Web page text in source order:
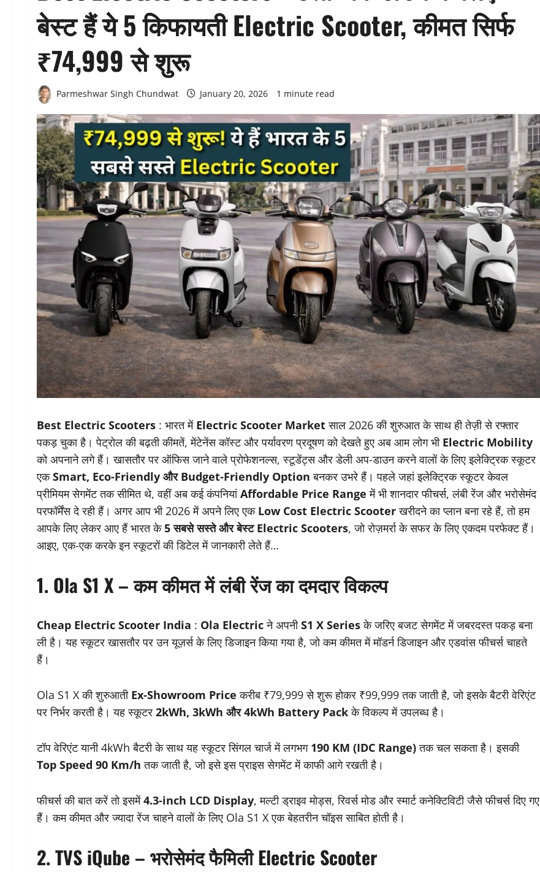
बेस्ट हैं ये 5 किफायती Electric Scooter, कीमत सिर्फ
₹74,999 से शुरू
Parmeshwar Singh Chundwat January 20, 2026 1 minute read
Best Electric Scooters : भारत में Electric Scooter Marketसाल 2026 की शुरुआत के साथ ही तेज़ी से रफ्तार
पकड़ चुका है। पेट्रोल की बढ़ती कीमतें, मेंटेनेंस कॉस्ट और पर्यावरण प्रदूषण को देखते हुए अब आम लोग भी Electric Mobility
को अपनाने लगे हैं। खासतौर पर ऑफिस जाने वाले प्रोफेशनल्स, स्टूडेंट्स और डेली अप-डाउन करने वालों के लिए इलेक्ट्रिक स्कूटर
एकSmart, Eco-Friendly और Budget-Friendly Option बनकर उभरे हैं। पहले जहां इलेक्ट्रिक स्कूटर केवल
प्रीमियम सेगमेंट तक सीमित थे, वहीं अब कई कंपनियांAffordable Price Range में भी शानदार फीचर्स, लंबी रेंज और भरोसेमंद
परफॉर्मेंस दे रही हैं। अगर आप भी 2026 में अपने लिए एक Low Cost Electric Scooterखरीदने का प्लान बना रहे हैं, तो हम
आपके लिए लेकर आए हैं भारत के5 सबसे सस्ते और बेस्ट Electric Scooters, जो रोज़मर्रा के सफर के लिए एकदम परफेक्ट हैं।
आइए, एक-एक करके इन स्कूटरों की डिटेल में जानकारी लेते हैं…
1. Ola S1 X – कम कीमत में लंबी रेंज का दमदार विकल्प
Cheap Electric Scooter India : Ola Electricने अपनीS1 X Seriesके जरिए बजट सेगमेंट में जबरदस्त पकड़ बना
ली है। यह स्कूटर खासतौर पर उन यूज़र्स के लिए डिजाइन किया गया है, जो कम कीमत में मॉडर्न डिजाइन और एडवांस फीचर्स चाहते
हैं।
Ola S1 X की शुरुआती Ex-Showroom Price करीब ₹79,999 से शुरू होकर ₹99,999 तक जाती है, जो इसके बैटरी वेरिएंट
पर निर्भर करती है। यह स्कूटर 2kWh, 3kWh और 4kWh Battery Packके विकल्प में उपलब्ध है।
टॉप वेरिएंट यानी 4kWh बैटरी के साथ यह स्कूटर सिंगल चार्ज में लगभग 190 KM (IDC Range)तक चल सकता है। इसकी
Top Speed 90 Km/h तक जाती है, जो इसे इस प्राइस सेगमेंट में काफी आगे रखती है।
फीचर्स की बात करें तो इसमें4.3-inch LCD Display, मल्टी ड्राइव मोड्स, रिवर्स मोड और स्मार्ट कनेक्टिविटी जैसे फीचर्स दिए गए
हैं। कम कीमत और ज्यादा रेंज चाहने वालों के लिए Ola S1 X एक बेहतरीन चॉइस साबित होती है।
2. TVS iQube – भरोसेमंद फैमिली Electric Scooter